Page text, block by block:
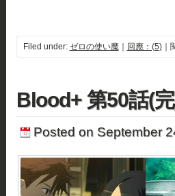
Filed under: ゼロの使い魔｜ 回應：(5)｜
Blood+ 第50話(
Posted on September